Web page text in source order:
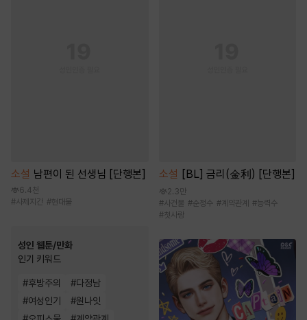
소설 남편이 된 선생님 [단행본]
6.4천
#사제지간 #현대물
성인 웹툰/만화
인기 키워드
#후방주의 #다정남
#여성인기 #원나잇
소설 [BL] 금리(金利) [단행본]
2.3만
#사건물 #순정수 #계약관계 #능력수
#첫사랑